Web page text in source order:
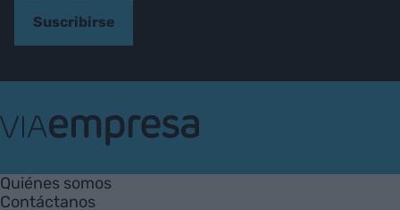
Suscribirse
Empresa
Quiénes somos
Contáctanos